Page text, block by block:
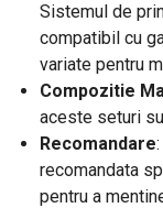
Sistemul de
compatibil cu
variate pentru
Compozitie
aceste seturi
Recomandare
recomandata
pentru a